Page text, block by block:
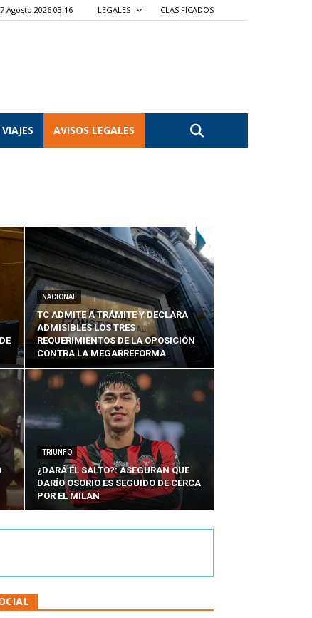
7 Agosto 2026 03:16 LEGALES CLASIFICADOS
VIAJES AVISOS LEGALES
NACIONAL
TC ADMITE A TRÁMITE Y DECLARA
ADMISIBLES LOS TRES
REQUERIMIENTOS DE LA OPOSICIÓN
CONTRA LA MEGARREFORMA
TRIUNFO
¿DARÁ EL SALTO?: ASEGURAN QUE
DARÍO OSORIO ES SEGUIDO DE CERCA
POR EL MILAN